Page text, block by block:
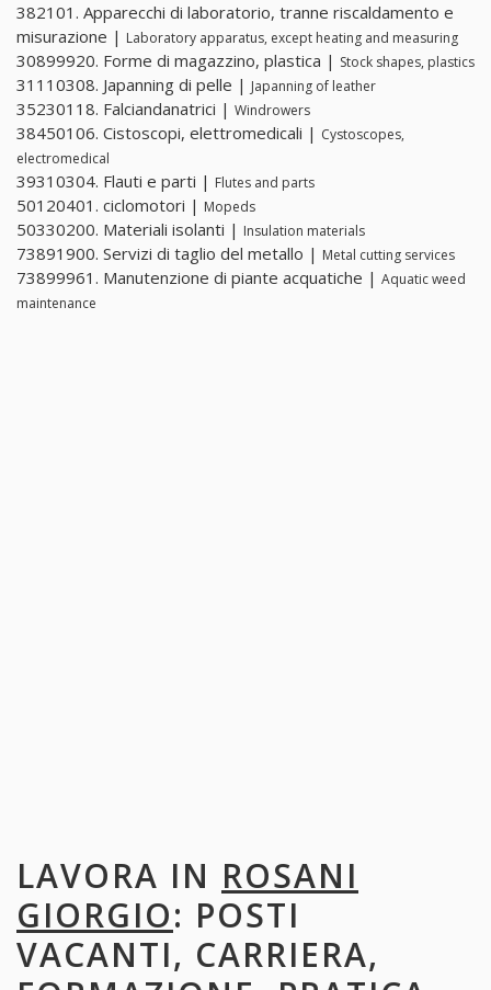
382101. Apparecchi di laboratorio, tranne riscaldamento e
misurazione | Laboratory apparatus, except heating and measuring
30899920. Forme di magazzino, plastica | Stock shapes, plastics
31110308. Japanning di pelle | Japanning of leather
35230118. Falciandanatrici | Windrowers
38450106. Cistoscopi, elettromedicali | Cystoscopes,
electromedical
39310304. Flauti e parti | Flutes and parts
50120401. ciclomotori | Mopeds
50330200. Materiali isolanti | Insulation materials
73891900. Servizi di taglio del metallo | Metal cutting services
73899961. Manutenzione di piante acquatiche | Aquatic weed
maintenance
LAVORA IN ROSANI
GIORGIO: POSTI
VACANTI, CARRIERA,